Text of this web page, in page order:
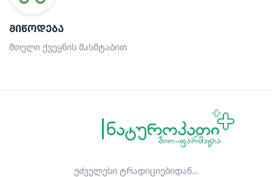
ᲛᲘᲬᲝᲓᲔᲑᲐ
მთელი ქვეყნის მასშტაბით
უძველესი ტრადიციებიდან…